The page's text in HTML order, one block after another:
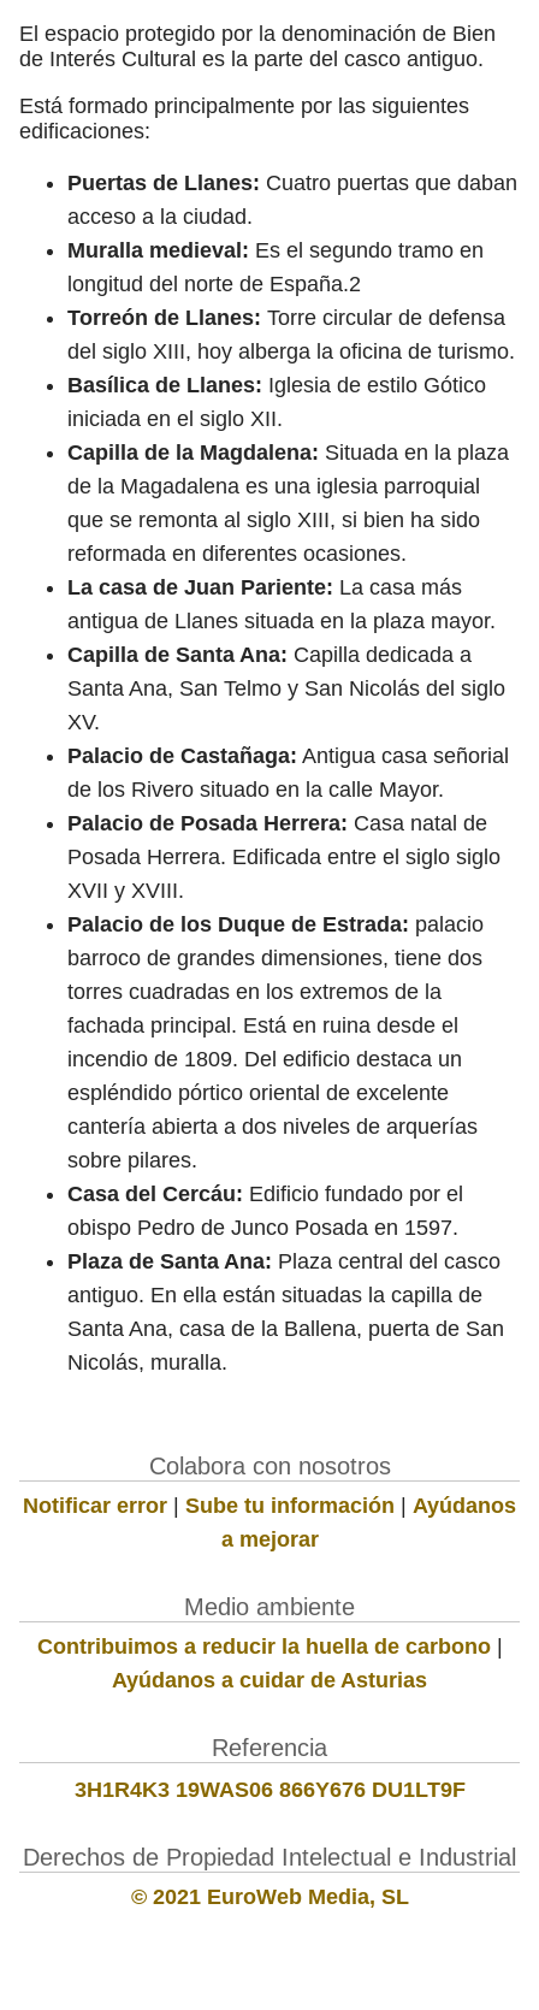
El espacio protegido por la denominación de Bien
de Interés Cultural es la parte del casco antiguo.
Está formado principalmente por las siguientes
edificaciones:
Puertas de Llanes: Cuatro puertas que daban
acceso a la ciudad.
Muralla medieval: Es el segundo tramo en
longitud del norte de España.2​
Torreón de Llanes: Torre circular de defensa
del siglo XIII, hoy alberga la oficina de turismo.
Basílica de Llanes: Iglesia de estilo Gótico
iniciada en el siglo XII.
Capilla de la Magdalena: Situada en la plaza
de la Magadalena es una iglesia parroquial
que se remonta al siglo XIII, si bien ha sido
reformada en diferentes ocasiones.
La casa de Juan Pariente: La casa más
antigua de Llanes situada en la plaza mayor.
Capilla de Santa Ana: Capilla dedicada a
Santa Ana, San Telmo y San Nicolás del siglo
XV.
Palacio de Castañaga: Antigua casa señorial
de los Rivero situado en la calle Mayor.
Palacio de Posada Herrera: Casa natal de
Posada Herrera. Edificada entre el siglo siglo
XVII y XVIII.
Palacio de los Duque de Estrada: palacio
barroco de grandes dimensiones, tiene dos
torres cuadradas en los extremos de la
fachada principal. Está en ruina desde el
incendio de 1809. Del edificio destaca un
espléndido pórtico oriental de excelente
cantería abierta a dos niveles de arquerías
sobre pilares.
Casa del Cercáu: Edificio fundado por el
obispo Pedro de Junco Posada en 1597.
Plaza de Santa Ana: Plaza central del casco
antiguo. En ella están situadas la capilla de
Santa Ana, casa de la Ballena, puerta de San
Nicolás, muralla.
Colabora con nosotros
Notificar error | Sube tu información | Ayúdanos
a mejorar
Medio ambiente
Contribuimos a reducir la huella de carbono|
Ayúdanos a cuidar de Asturias
Referencia
3H1R4K3 19WAS06 866Y676 DU1LT9F
Derechos de Propiedad Intelectual e Industrial
© 2021 EuroWeb Media, SL